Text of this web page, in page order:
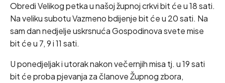
Obredi Velikog petka u našoj župnoj crkvi bit će u 18 sati.
Na veliku subotu Vazmeno bdijenje bit će u 20 sati. Na
sam dan nedjelje uskrsnuća Gospodinova svete mise
bit će u 7, 9 i 11 sati.
U ponedjeljak i utorak nakon večernjih misa tj. u 19 sati
bit će proba pjevanja za članove Župnog zbora,